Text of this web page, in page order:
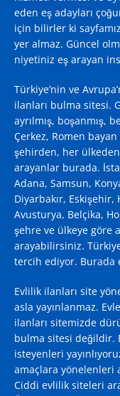
eden eş adayları
için bilirler ki
yer almaz. Güncel
niyetiniz eş arayan
Türkiye’nin ve
ilanları bulma sitesi.
ayrılmış, boşanmış,
Çerkez, Romen
şehirden, her
arayanlar burada.
Adana, Samsun,
Diyarbakır,
Avusturya, Belçika,
şehre ve ülkeye göre
arayabilirsiniz.
tercih ediyor. Burada
Evlilik ilanları site
asla yayınlanmaz.
ilanları sitemizde
bulma sitesi değildir.
isteyenleri
amaçlara yönelenleri
Ciddi evlilik siteleri